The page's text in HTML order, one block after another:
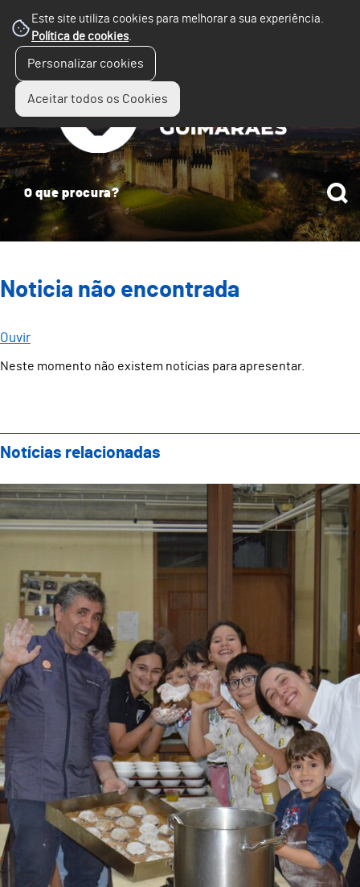
Este site utiliza cookies para melhorar a sua experiência.
Política de cookies.
Personalizar cookies
Aceitar todos os Cookies
Noticia não encontrada
Ouvir
Neste momento não existem notícias para apresentar.
Notícias relacionadas
Showcooking Famílias: Evento Final do Projeto